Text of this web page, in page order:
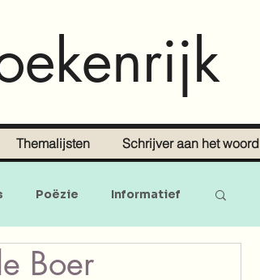
Themalijsten Schrijver aan het woord
Poëzie Informatief
en peuters
Boer